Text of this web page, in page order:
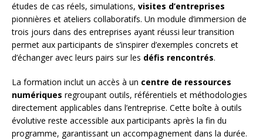
études de cas réels, simulations, visites d’entreprises
pionnières et ateliers collaboratifs. Un module d’immersion de
trois jours dans des entreprises ayant réussi leur transition
permet aux participants de s’inspirer d’exemples concrets et
d’échanger avec leurs pairs sur les défis rencontrés.
La formation inclut un accès à un centre de ressources
numériques regroupant outils, référentiels et méthodologies
directement applicables dans l’entreprise. Cette boîte à outils
évolutive reste accessible aux participants après la fin du
programme, garantissant un accompagnement dans la durée.